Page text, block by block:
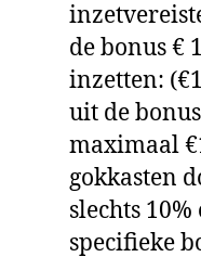
de bonus €
inzetten:
uit de
maximaal
gokkasten
slechts
specifieke